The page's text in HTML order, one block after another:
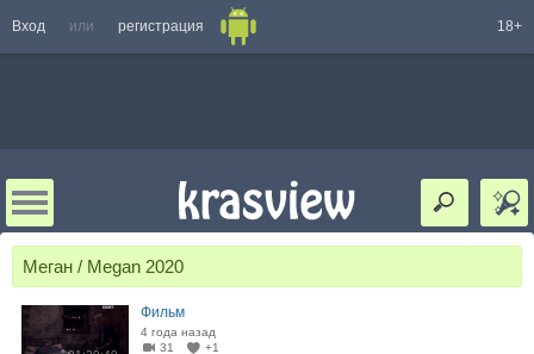
Вход или регистрация 18+
Меган / Megan 2020
Фильм
4 года назад
31
+1